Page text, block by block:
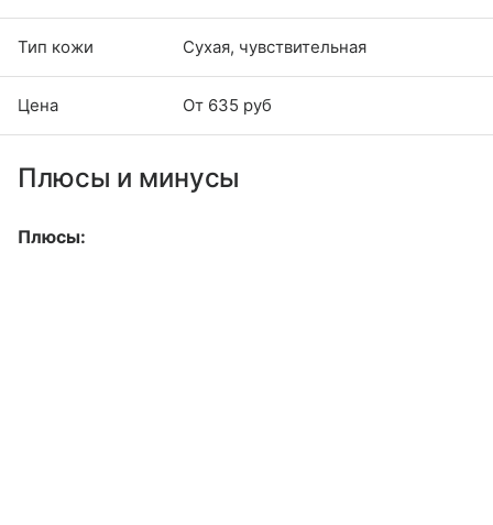
Тип кожи Сухая, чувствительная
Цена От 635 руб
Плюсы и минусы
Плюсы: